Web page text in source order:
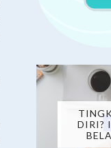
DIRI?